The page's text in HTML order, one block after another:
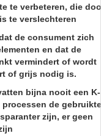
te verbeteren, die
te verslechteren
de consument zich
en dat de
vermindert of wordt
of grijs nodig is.
bijna nooit een K-
de gebruikte
zijn, er geen